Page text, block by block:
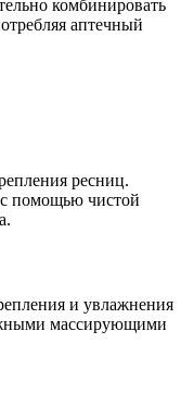
комбинировать
аптечный
ресниц.
помощью чистой
и увлажнения
массирующими